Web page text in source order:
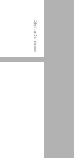
פרק 2 משווים ... 19